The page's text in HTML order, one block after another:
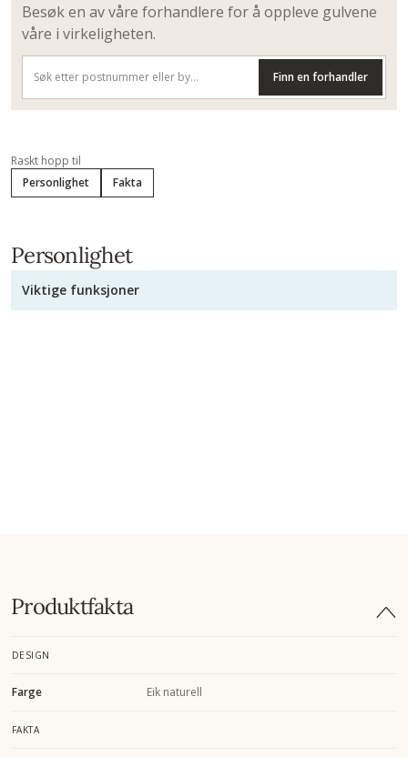
Besøk en av våre forhandlere for å oppleve gulvene
våre i virkeligheten.
Finn en forhandler
Raskt hopp til
Personlighet
Fakta
Personlighet
Viktige funksjoner
Produktfakta
DESIGN
Farge Eik naturell
FAKTA